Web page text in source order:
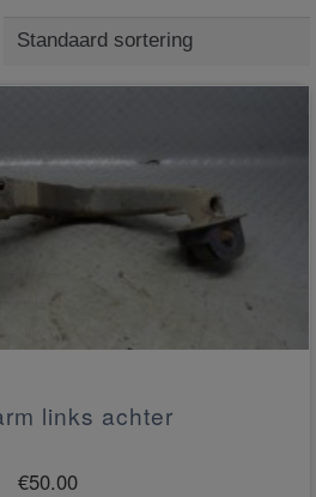
links achter
€50.00